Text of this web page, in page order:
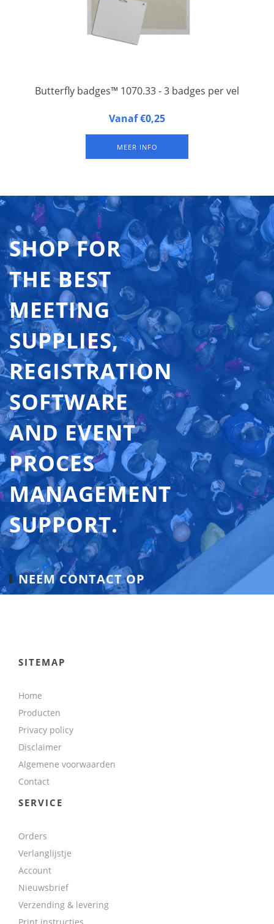
Butterfly badges™ 1070.33 - 3 badges per vel
Butterfly badges™ 1070.33 zijn naambadges van gelamineerd
vel (= 750 badges). De 'Vanaf prijs' is is een prijs prijs per
badge.
Vanaf €0,25
MEER INFO
SHOP FOR
THE BEST
MEETING
SUPPLIES,
REGISTRATION
SOFTWARE
AND EVENT
PROCES
MANAGEMENT
SUPPORT.
NEEM CONTACT OP
SITEMAP
Home
Producten
Privacy policy
Disclaimer
Algemene voorwaarden
Contact
SERVICE
Orders
Verlanglijstje
Account
Nieuwsbrief
Verzending & levering